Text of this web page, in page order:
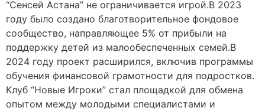
“Сенсей Астана” не ограничивается игрой.В 2023
году было создано благотворительное фондовое
сообщество, направляющее 5% от прибыли на
поддержку детей из малообеспеченных семей.В
2024 году проект расширился, включив программы
обучения финансовой грамотности для подростков.
Клуб “Новые Игроки” стал площадкой для обмена
опытом между молодыми специалистами и